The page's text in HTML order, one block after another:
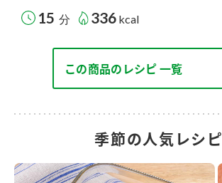
15 分 336 kcal
この商品のレシピ 一覧
季節の人気レシピ